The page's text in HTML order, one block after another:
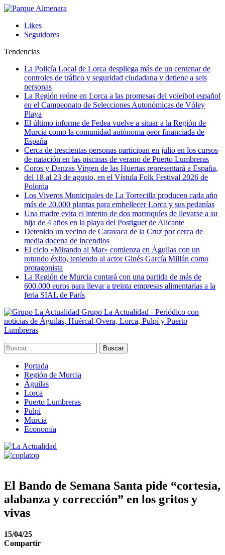
Likes
Seguidores
Tendencias
La Policía Local de Lorca despliega más de un centenar de
controles de tráfico y seguridad ciudadana y detiene a seis
personas
La Región reúne en Lorca a las promesas del voleibol español
en el Campeonato de Selecciones Autonómicas de Vóley
Playa
El último informe de Fedea vuelve a situar a la Región de
Murcia como la comunidad autónoma peor financiada de
España
Cerca de trescientas personas participan en julio en los cursos
de natación en las piscinas de verano de Puerto Lumbreras
Coros y Danzas Virgen de las Huertas representará a España,
del 18 al 23 de agosto, en el Vístula Folk Festival 2026 de
Polonia
Los Viveros Municipales de La Torrecilla producen cada año
más de 20.000 plantas para embellecer Lorca y sus pedanías
Una madre evita el intento de dos marroquíes de llevarse a su
hija de 4 años en la playa del Postiguet de Alicante
Detenido un vecino de Caravaca de la Cruz por cerca de
media docena de incendios
El ciclo «Mirando al Mar» comienza en Águilas con un
rotundo éxito, teniendo al actor Ginés García Millán como
protagonista
La Región de Murcia contará con una partida de más de
600.000 euros para llevar a treinta empresas alimentarias a la
feria SIAL de París
Grupo La Actualidad - Periódico con
noticias de Águilas, Huércal-Overa, Lorca, Pulpí y Puerto
Lumbreras
Portada
Región de Murcia
Águilas
Lorca
Puerto Lumbreras
Pulpí
Murcia
Economía
El Bando de Semana Santa pide “cortesía,
alabanza y corrección” en los gritos y
vivas
15/04/25
Compartir